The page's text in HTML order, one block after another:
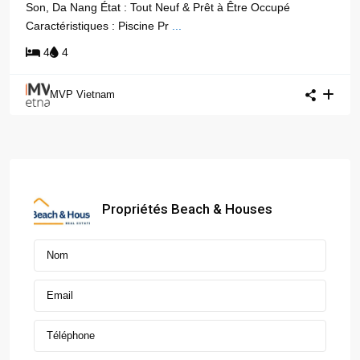
Son, Da Nang État : Tout Neuf & Prêt à Être Occupé
Caractéristiques : Piscine Pr ...
4 4
MVP Vietnam
Propriétés Beach & Houses